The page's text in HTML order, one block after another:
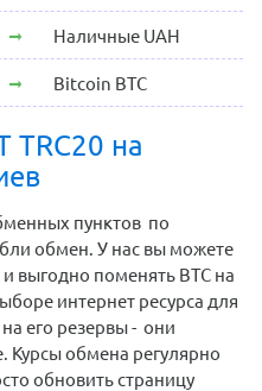
Наличные UAH
Bitcoin BTC
TRC20 на
пунктов по
обмен. У нас вы можете
выгодно поменять BTC на
интернет ресурса для
его резервы - они
обмена регулярно
обновить страницу